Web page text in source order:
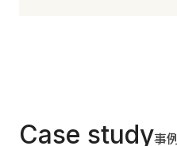
Case study事例